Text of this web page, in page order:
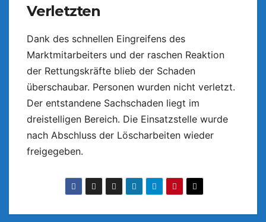
Verletzten
Dank des schnellen Eingreifens des
Marktmitarbeiters und der raschen Reaktion
der Rettungskräfte blieb der Schaden
überschaubar. Personen wurden nicht verletzt.
Der entstandene Sachschaden liegt im
dreistelligen Bereich. Die Einsatzstelle wurde
nach Abschluss der Löscharbeiten wieder
freigegeben.